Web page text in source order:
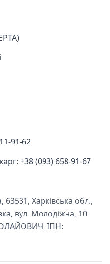
91-62
+38 (093) 658-91-67
Харківська обл.,
вул. Молодіжна, 10.
ІПН: